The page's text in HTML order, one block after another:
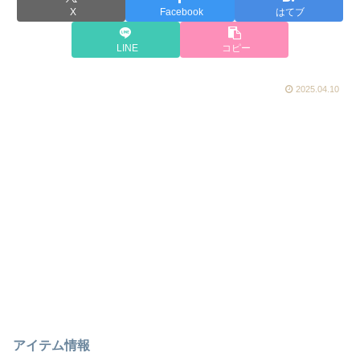
X Facebook はてブ
LINE コピー
2025.04.10
アイテム情報